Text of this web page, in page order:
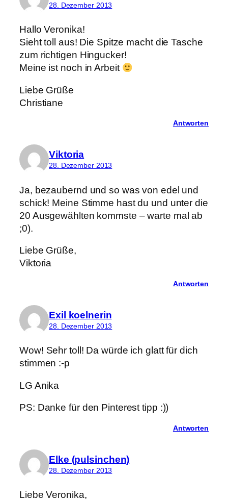
28. Dezember 2013
Hallo Veronika!
Sieht toll aus! Die Spitze macht die Tasche
zum richtigen Hingucker!
Meine ist noch in Arbeit
Liebe Grüße
Christiane
Antworten
Viktoria
28. Dezember 2013
Ja, bezaubernd und so was von edel und
schick! Meine Stimme hast du und unter die
20 Ausgewählten kommste – warte mal ab
;0).
Liebe Grüße,
Viktoria
Antworten
Exil koelnerin
28. Dezember 2013
Wow! Sehr toll! Da würde ich glatt für dich
stimmen :-p
LG Anika
PS: Danke für den Pinterest tipp :))
Antworten
Elke (pulsinchen)
28. Dezember 2013
Liebe Veronika,